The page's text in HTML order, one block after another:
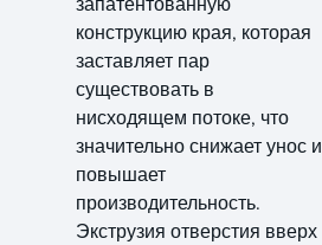
конструкцию края, которая
заставляет пар
существовать в
нисходящем потоке, что
значительно снижает унос и
повышает
производительность.
Экструзия отверстия вверх